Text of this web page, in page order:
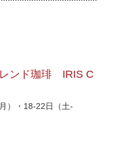
ンド珈琲 IRIS C
）・18-22日（土-